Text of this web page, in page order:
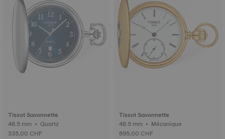
Tissot Savonnette
48.5 mm • Quartz
335,00 CHF
Tissot Savonnette
48.5 mm • Mécanique
895,00 CHF